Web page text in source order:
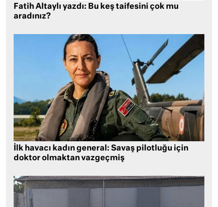
Fatih Altaylı yazdı: Bu keş taifesini çok mu
aradınız?
İlk havacı kadın general: Savaş pilotluğu için
doktor olmaktan vazgeçmiş